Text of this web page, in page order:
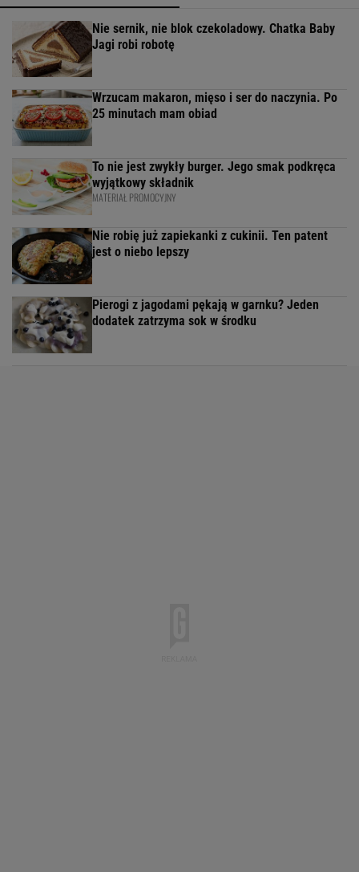
Nie sernik, nie blok czekoladowy. Chatka Baby
Jagi robi robotę
Wrzucam makaron, mięso i ser do naczynia. Po
25 minutach mam obiad
To nie jest zwykły burger. Jego smak podkręca
wyjątkowy składnik
MATERIAŁ PROMOCYJNY
Nie robię już zapiekanki z cukinii. Ten patent
jest o niebo lepszy
Pierogi z jagodami pękają w garnku? Jeden
dodatek zatrzyma sok w środku